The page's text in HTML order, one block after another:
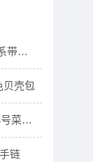
LV路易威登SKATE新款厚底系带运动鞋
贝壳包
迪奥Dior Toujours竖版系列小号菜篮子包
链